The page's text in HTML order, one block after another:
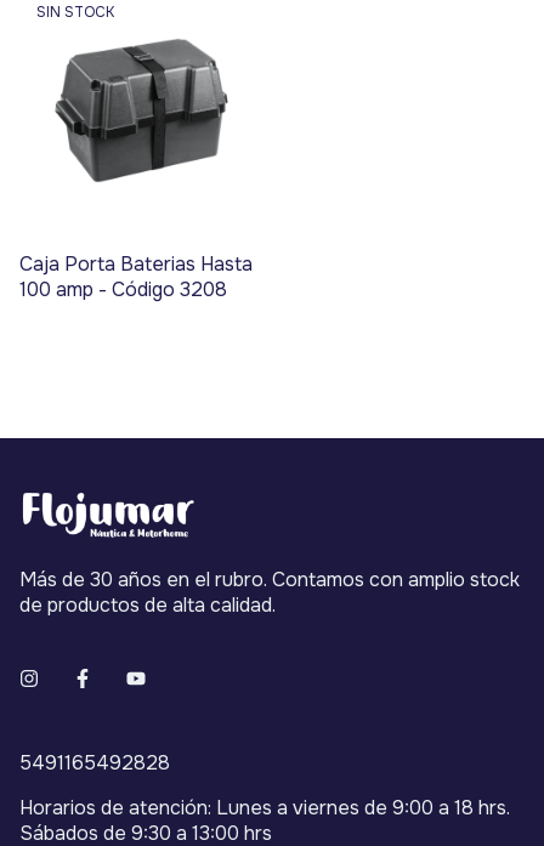
SIN STOCK
Caja Porta Baterias Hasta
100 amp - Código 3208
Más de 30 años en el rubro. Contamos con amplio stock
de productos de alta calidad.
5491165492828
Horarios de atención: Lunes a viernes de 9:00 a 18 hrs.
Sábados de 9:30 a 13:00 hrs